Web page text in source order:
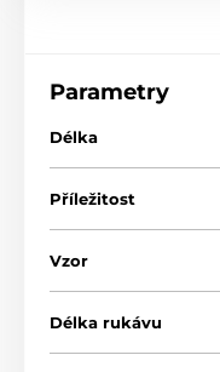
Parametry
Délka
Příležitost
Vzor
Délka rukávu